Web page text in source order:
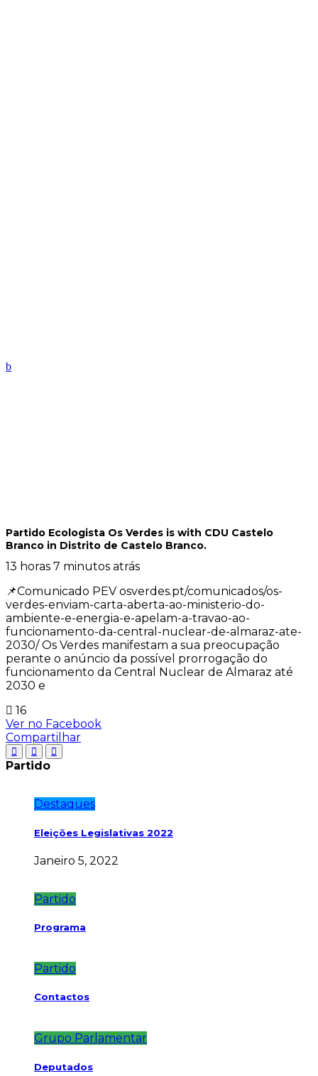
Partido Ecologista Os Verdes is with CDU Castelo
Branco in Distrito de Castelo Branco.
13 horas 7 minutos atrás
📌Comunicado PEV osverdes.pt/comunicados/os-
verdes-enviam-carta-aberta-ao-ministerio-do-
ambiente-e-energia-e-apelam-a-travao-ao-
funcionamento-da-central-nuclear-de-almaraz-ate-
2030/ Os Verdes manifestam a sua preocupação
perante o anúncio da possível prorrogação do
funcionamento da Central Nuclear de Almaraz até
2030 e
16
Ver no Facebook
Compartilhar
Partido
Destaques
Eleições Legislativas 2022
Janeiro 5, 2022
Partido
Programa
Partido
Contactos
Grupo Parlamentar
Deputados